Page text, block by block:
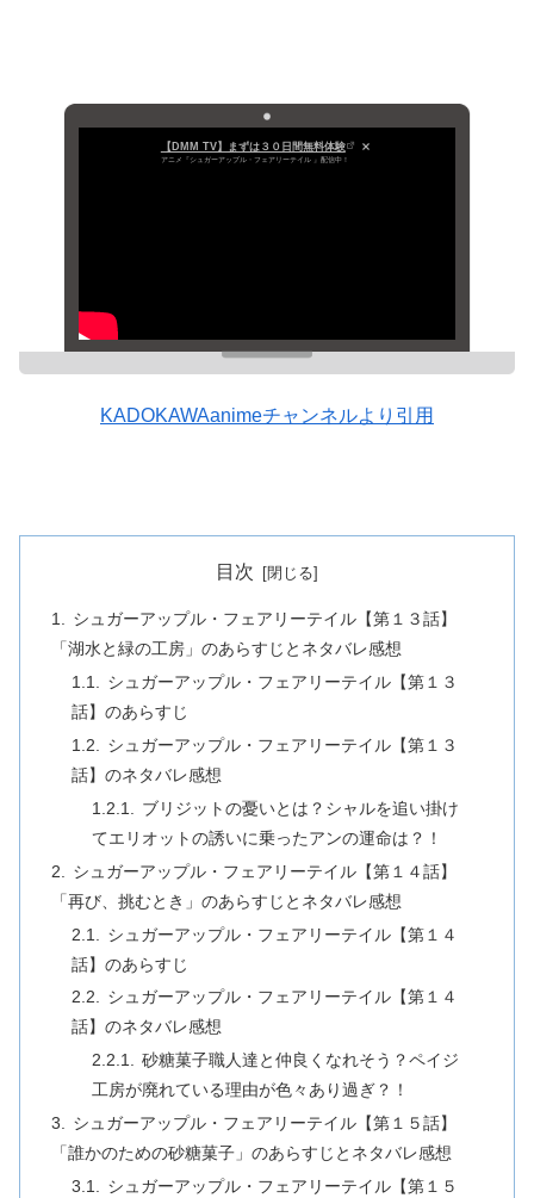
【DMM TV】まずは３０日間無料体験
アニメ『シュガーアップル・フェアリーテイル 』配信中！
KADOKAWAanimeチャンネルより引用
目次
シュガーアップル・フェアリーテイル【第１３話】
「湖水と緑の工房」のあらすじとネタバレ感想
シュガーアップル・フェアリーテイル【第１３
話】のあらすじ
シュガーアップル・フェアリーテイル【第１３
話】のネタバレ感想
ブリジットの憂いとは？シャルを追い掛け
てエリオットの誘いに乗ったアンの運命は？！
シュガーアップル・フェアリーテイル【第１４話】
「再び、挑むとき」のあらすじとネタバレ感想
シュガーアップル・フェアリーテイル【第１４
話】のあらすじ
シュガーアップル・フェアリーテイル【第１４
話】のネタバレ感想
砂糖菓子職人達と仲良くなれそう？ペイジ
工房が廃れている理由が色々あり過ぎ？！
シュガーアップル・フェアリーテイル【第１５話】
「誰かのための砂糖菓子」のあらすじとネタバレ感想
シュガーアップル・フェアリーテイル【第１５